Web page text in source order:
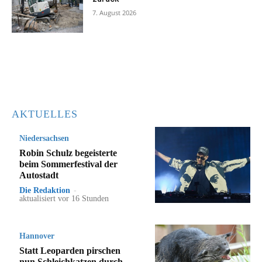
7. August 2026
AKTUELLES
Niedersachsen
Robin Schulz begeisterte
beim Sommerfestival der
Autostadt
Die Redaktion -
aktualisiert vor 16 Stunden
Hannover
Statt Leoparden pirschen